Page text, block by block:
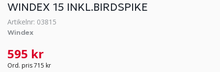
WINDEX 15 INKL.BIRDSPIKE
Artikelnr: 03815
Windex
595 kr
Ord. pris 715 kr